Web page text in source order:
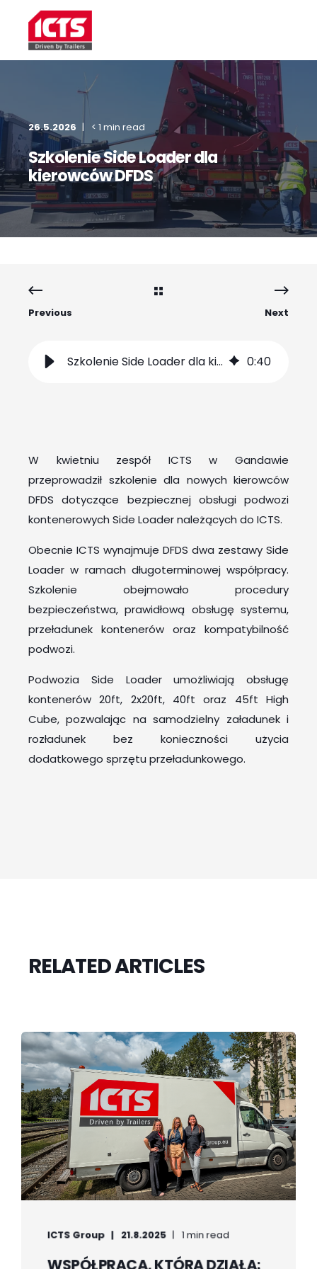
26.5.2026 < 1 min read
Szkolenie Side Loader dla
kierowców DFDS
Previous Next
Szkolenie Side Loader dla kierowców DFDS 0:40
W kwietniu zespół ICTS w Gandawie
przeprowadził szkolenie dla nowych kierowców
DFDS dotyczące bezpiecznej obsługi podwozi
kontenerowych Side Loader należących do ICTS.
Obecnie ICTS wynajmuje DFDS dwa zestawy Side
Loader w ramach długoterminowej współpracy.
Szkolenie obejmowało procedury
bezpieczeństwa, prawidłową obsługę systemu,
przeładunek kontenerów oraz kompatybilność
podwozi.
Podwozia Side Loader umożliwiają obsługę
kontenerów 20ft, 2x20ft, 40ft oraz 45ft High
Cube, pozwalając na samodzielny załadunek i
rozładunek bez konieczności użycia
dodatkowego sprzętu przeładunkowego.
RELATED ARTICLES
ICTS Group 21.8.2025 1 min read
WSPÓŁPRACA, KTÓRA DZIAŁA: